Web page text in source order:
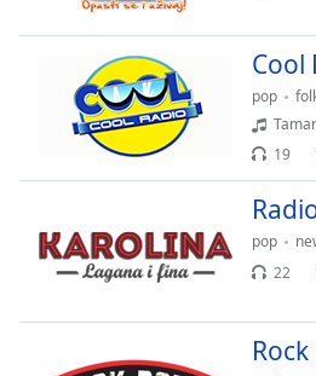
Chapters
Descriptions
descriptions
selected
Subtitles
subtitles
subtitles
Cool
pop
19
pop
22